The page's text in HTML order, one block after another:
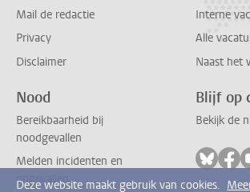
Mail de redactie
Privacy
Disclaimer
Interne
Alle
Naast het
Nood
Bereikbaarheid bij
noodgevallen
Melden incidenten en
ongevallen
Blijf op
Bekijk de
Volg
Deze website maakt gebruik van cookies.